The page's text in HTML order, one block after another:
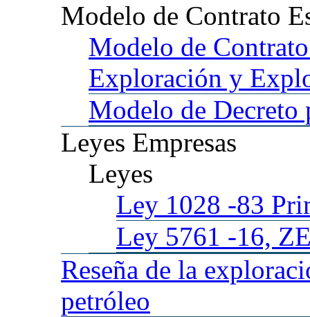
Modelo de Contrato
Modelo de
Exploración y
Modelo de Decreto
Leyes Empresas
Leyes
Ley 1028 -83
Ley 5761 -16,
Reseña de la
petróleo